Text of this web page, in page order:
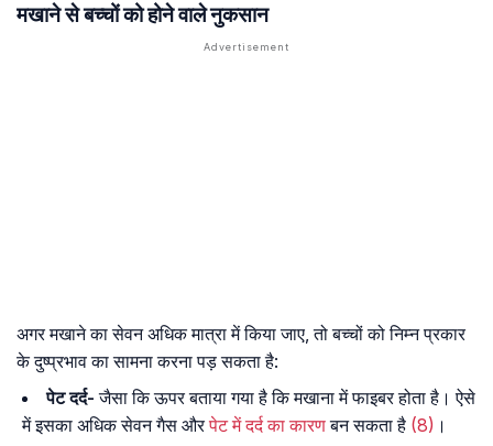
मखाने से बच्चों को होने वाले नुकसान
अगर मखाने का सेवन अधिक मात्रा में किया जाए, तो बच्चों को निम्न प्रकार
के दुष्प्रभाव का सामना करना पड़ सकता है:
पेट दर्द- जैसा कि ऊपर बताया गया है कि मखाना में फाइबर होता है। ऐसे
में इसका अधिक सेवन गैस औरपेट में दर्द का कारणबन सकता है (8) ।